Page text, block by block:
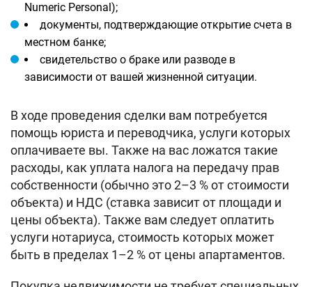
Numeric Personal);
документы, подтверждающие открытие счета в
местном банке;
свидетельство о браке или разводе в
зависимости от вашей жизненной ситуации.
В ходе проведения сделки вам потребуется
помощь юриста и переводчика, услуги которых
оплачиваете вы. Также на вас ложатся такие
расходы, как уплата налога на передачу прав
собственности (обычно это 2–3 % от стоимости
объекта) и НДС (ставка зависит от площади и
цены объекта). Также вам следует оплатить
услуги нотариуса, стоимость которых может
быть в пределах 1–2 % от цены апартаментов.